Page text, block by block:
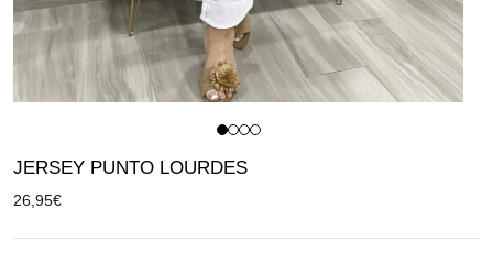
JERSEY PUNTO LOURDES
26,95€